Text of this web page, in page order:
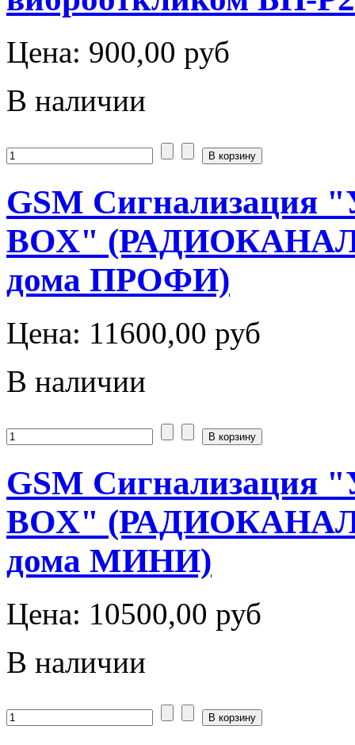
Цена: 900,00 руб
В наличии
GSM Сигнализация
BOX"
дома ПРОФИ)
Цена: 11600,00 руб
В наличии
GSM Сигнализация
BOX"
дома МИНИ)
Цена: 10500,00 руб
В наличии